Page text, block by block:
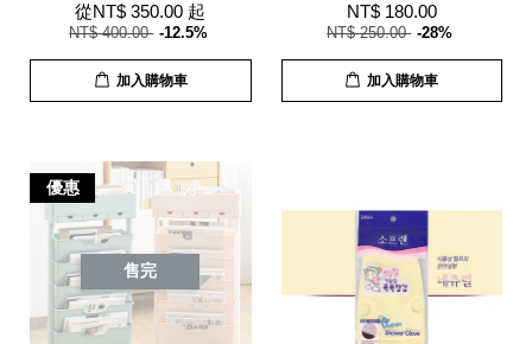
從NT$ 350.00 起
NT$ 400.00 -12.5%
加入購物車
NT$ 180.00
NT$ 250.00 -28%
加入購物車
優惠
售完